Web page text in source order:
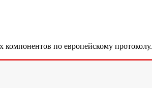
по европейскому протоколу.